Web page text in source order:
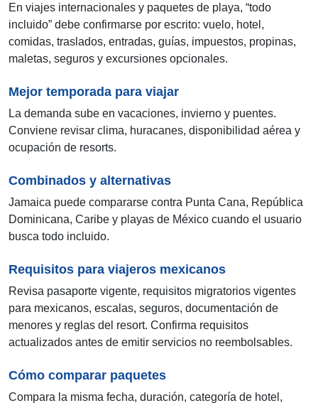
En viajes internacionales y paquetes de playa, “todo
incluido” debe confirmarse por escrito: vuelo, hotel,
comidas, traslados, entradas, guías, impuestos, propinas,
maletas, seguros y excursiones opcionales.
Mejor temporada para viajar
La demanda sube en vacaciones, invierno y puentes.
Conviene revisar clima, huracanes, disponibilidad aérea y
ocupación de resorts.
Combinados y alternativas
Jamaica puede compararse contra Punta Cana, República
Dominicana, Caribe y playas de México cuando el usuario
busca todo incluido.
Requisitos para viajeros mexicanos
Revisa pasaporte vigente, requisitos migratorios vigentes
para mexicanos, escalas, seguros, documentación de
menores y reglas del resort. Confirma requisitos
actualizados antes de emitir servicios no reembolsables.
Cómo comparar paquetes
Compara la misma fecha, duración, categoría de hotel,